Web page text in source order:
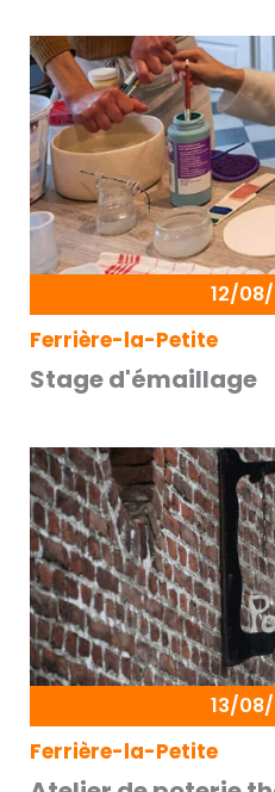
12/
Ferrière-la-Petite
Stage d'émaillage
13/
Ferrière-la-Petite